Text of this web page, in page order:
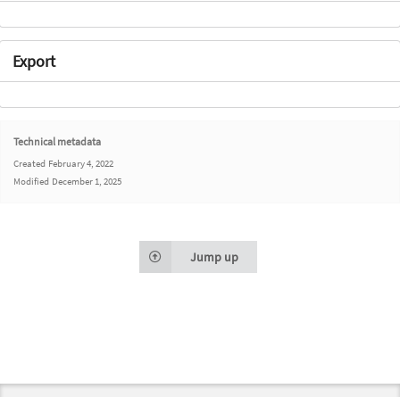
Export
Technical metadata
Created February 4, 2022
Modified December 1, 2025
Jump up